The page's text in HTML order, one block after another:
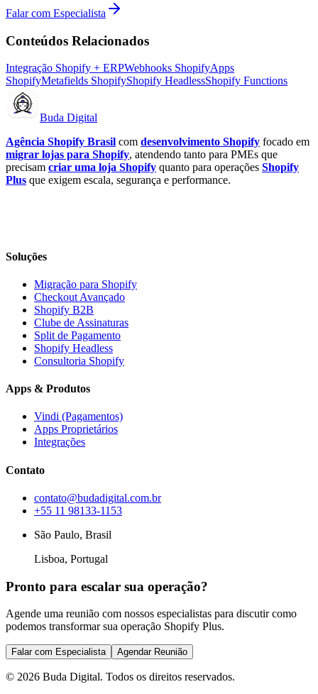
Falar com Especialista
Conteúdos Relacionados
Integração Shopify + ERPWebhooks ShopifyApps
ShopifyMetafields ShopifyShopify HeadlessShopify Functions
Buda Digital
Agência Shopify Brasil com desenvolvimento Shopify focado em
migrar lojas para Shopify, atendendo tanto para PMEs que
precisam criar uma loja Shopify quanto para operações Shopify
Plus que exigem escala, segurança e performance.
Soluções
Migração para Shopify
Checkout Avançado
Shopify B2B
Clube de Assinaturas
Split de Pagamento
Shopify Headless
Consultoria Shopify
Apps & Produtos
Vindi (Pagamentos)
Apps Proprietários
Integrações
Contato
contato@budadigital.com.br
+55 11 98133-1153
São Paulo, Brasil
Lisboa, Portugal
Pronto para escalar sua operação?
Agende uma reunião com nossos especialistas para discutir como
podemos transformar sua operação Shopify Plus.
Falar com Especialista Agendar Reunião
© 2026 Buda Digital. Todos os direitos reservados.